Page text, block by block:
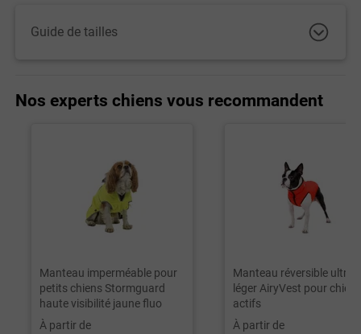
Guide de tailles
Nos experts chiens vous recommandent
Manteau imperméable pour
petits chiens Stormguard
haute visibilité jaune fluo
À partir de
Manteau réversible ultra-
léger AiryVest pour chiens
actifs
À partir de